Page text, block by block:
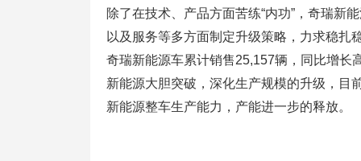
除了在技术、产品方面苦练“内功”，奇瑞新
以及服务等多方面制定升级策略，力求稳
奇瑞新能源车累计销售25,157辆，同比增长
新能源大胆突破，深化生产规模的升级，目
新能源整车生产能力，产能进一步的释放。